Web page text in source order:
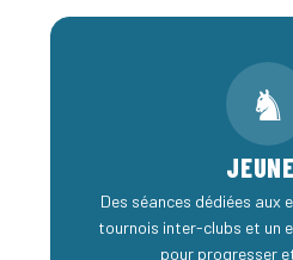
♞
Des séances dédiées aux
tournois inter-clubs et un
pour progresser